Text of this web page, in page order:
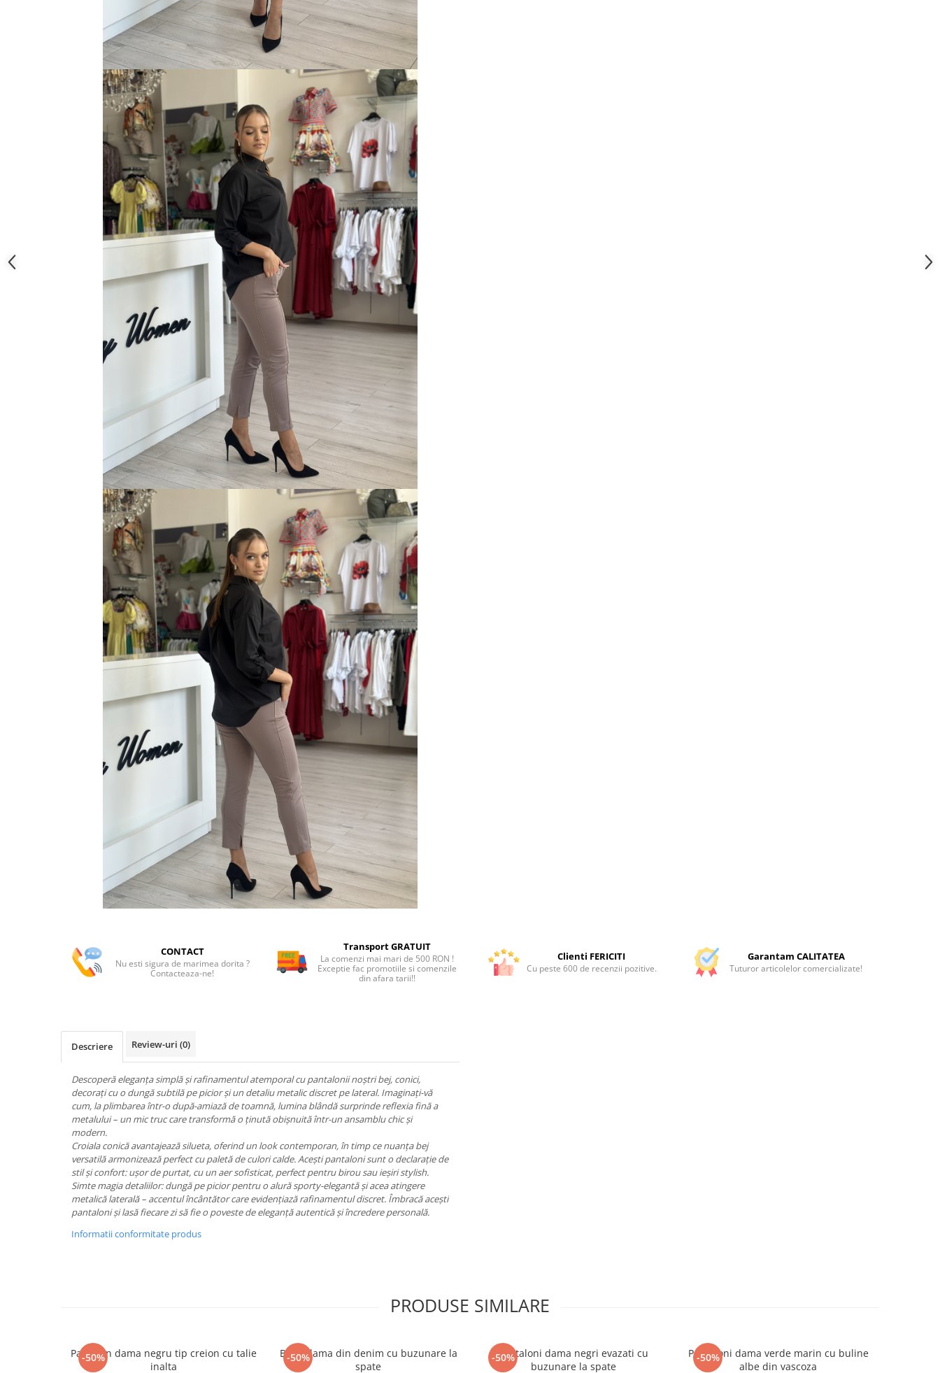
CONTACT
Nu esti sigura de marimea dorita ?
Contacteaza-ne!
Transport GRATUIT
La comenzi mai mari de 500 RON !
Exceptie fac promotiile si comenzile
din afara tarii!!
Clienti FERICITI
Cu peste 600 de recenzii pozitive.
Garantam CALITATEA
Tuturor articolelor comercializate!
Descriere Review-uri (0)
Descoperă eleganța simplă și rafinamentul atemporal cu pantalonii noștri bej, conici,
decorați cu o dungă subtilă pe picior și un detaliu metalic discret pe lateral. Imaginați-vă
cum, la plimbarea într-o după-amiază de toamnă, lumina blândă surprinde reflexia fină a
metalului – un mic truc care transformă o ținută obișnuită într-un ansamblu chic și
modern.
Croiala conică avantajează silueta, oferind un look contemporan, în timp ce nuanța bej
versatilă armonizează perfect cu paletă de culori calde. Acești pantaloni sunt o declarație de
stil și confort: ușor de purtat, cu un aer sofisticat, perfect pentru birou sau ieșiri stylish.
Simte magia detaliilor: dungă pe picior pentru o alură sporty-elegantă și acea atingere
metalică laterală – accentul încântător care evidențiază rafinamentul discret. Îmbracă acești
pantaloni și lasă fiecare zi să fie o poveste de eleganță autentică și încredere personală.
Informatii conformitate produs
PRODUSE SIMILARE
-50%
Pantalon dama negru tip creion cu talie
inalta
-50%
Blugi dama din denim cu buzunare la
spate
-50%
Pantaloni dama negri evazati cu
buzunare la spate
-50%
Pantaloni dama verde marin cu buline
albe din vascoza